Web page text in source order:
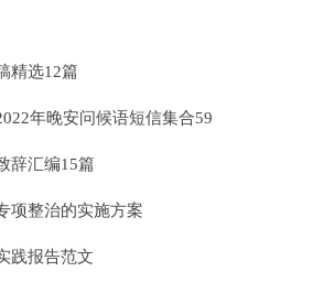
精选12篇
年晚安问候语短信集合59
辞汇编15篇
项整治的实施方案
践报告范文